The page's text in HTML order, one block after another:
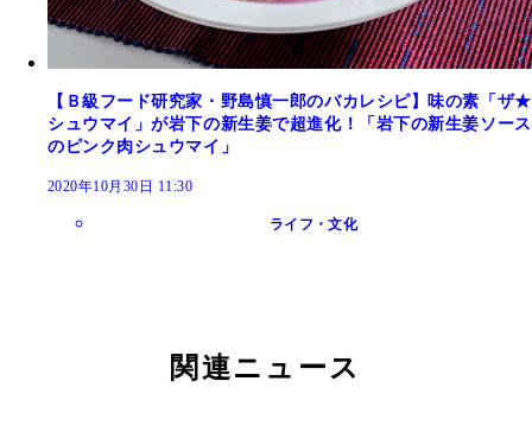
【Ｂ級フード研究家・野島慎一郎のバカレシピ】味の素「ザ★
シュウマイ」が岩下の新生姜で超進化！「岩下の新生姜ソース
のピンク肉シュウマイ」
2020年10月30日 11:30
ライフ・文化
関連ニュース